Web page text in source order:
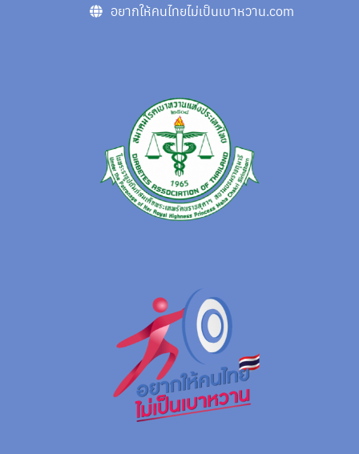
อยากให้คนไทยไม่เป็นเบาหวาน.com